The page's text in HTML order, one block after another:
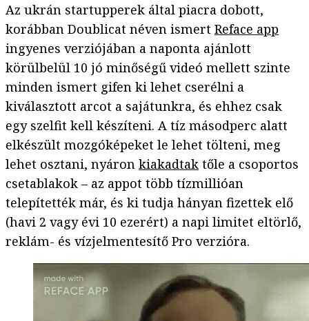
Az ukrán startupperek által piacra dobott,
korábban Doublicat néven ismert Reface app
ingyenes verziójában a naponta ajánlott
körülbelül 10 jó minőségű videó mellett szinte
minden ismert gifen ki lehet cserélni a
kiválasztott arcot a sajátunkra, és ehhez csak
egy szelfit kell készíteni. A tíz másodperc alatt
elkészült mozgóképeket le lehet tölteni, meg
lehet osztani, nyáron kiakadtak tőle a csoportos
csetablakok – az appot több tízmillióan
telepítették már, és ki tudja hányan fizettek elő
(havi 2 vagy évi 10 ezerért) a napi limitet eltörlő,
reklám- és vízjelmentesítő Pro verzióra.